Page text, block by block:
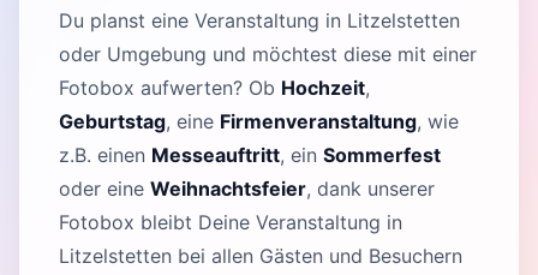
Du planst eine Veranstaltung in Litzelstetten
oder Umgebung und möchtest diese mit einer
Fotobox aufwerten? Ob Hochzeit,
Geburtstag, eine Firmenveranstaltung, wie
z.B. einen Messeauftritt, ein Sommerfest
oder eine Weihnachtsfeier, dank unserer
Fotobox bleibt Deine Veranstaltung in
Litzelstetten bei allen Gästen und Besuchern